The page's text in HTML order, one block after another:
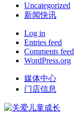
Uncategorized
新闻快讯
Log in
Entries feed
Comments feed
WordPress.org
媒体中心
门店信息